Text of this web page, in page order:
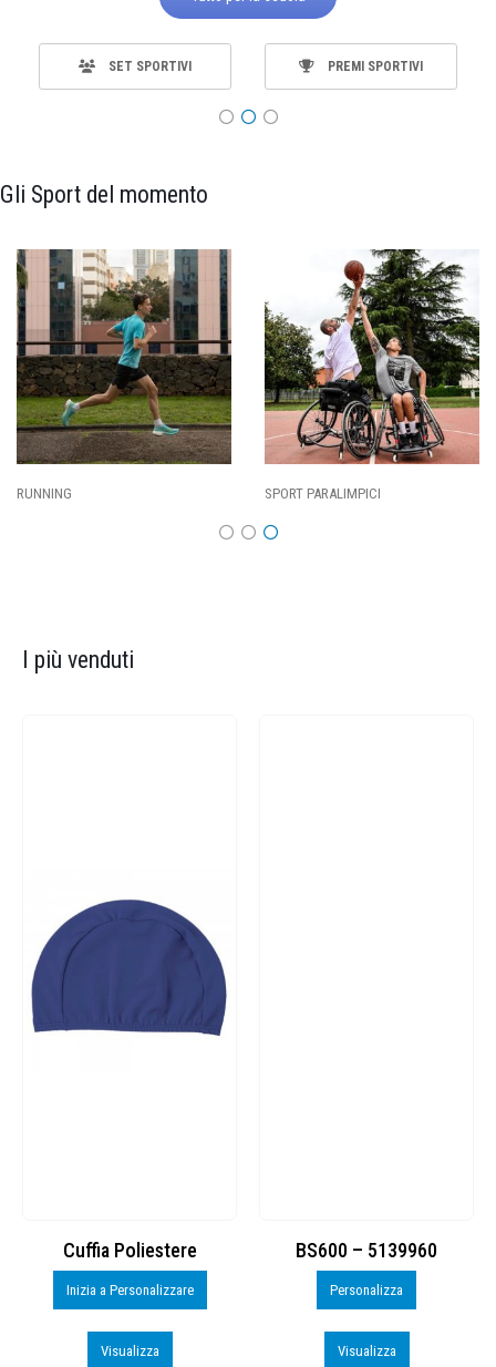
SET SPORTIVI PREMI SPORTIVI
Gli Sport del momento
BASKET
I più venduti
Poliestere
a Personalizzare
BS600 – 5139960
Personalizza